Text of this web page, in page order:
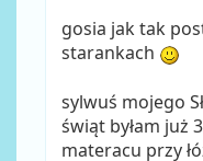
gosia jak tak
starankach
sylwuś mojego
świąt byłam już
materacu przy